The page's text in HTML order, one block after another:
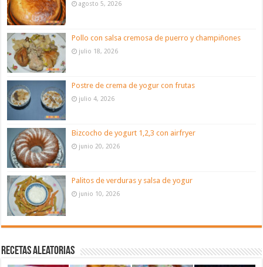
agosto 5, 2026
Pollo con salsa cremosa de puerro y champiñones
julio 18, 2026
Postre de crema de yogur con frutas
julio 4, 2026
Bizcocho de yogurt 1,2,3 con airfryer
junio 20, 2026
Palitos de verduras y salsa de yogur
junio 10, 2026
Recetas aleatorias